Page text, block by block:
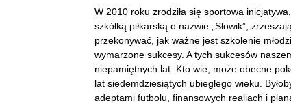
W 2010 roku zrodziła się sportowa
szkółką piłkarską o nazwie „Słowik”,
przekonywać, jak ważne jest szkolenie
wymarzone sukcesy. A tych sukcesów
niepamiętnych lat. Kto wie, może obecne
lat siedemdziesiątych ubiegłego wieku.
adeptami futbolu, finansowych realiach i